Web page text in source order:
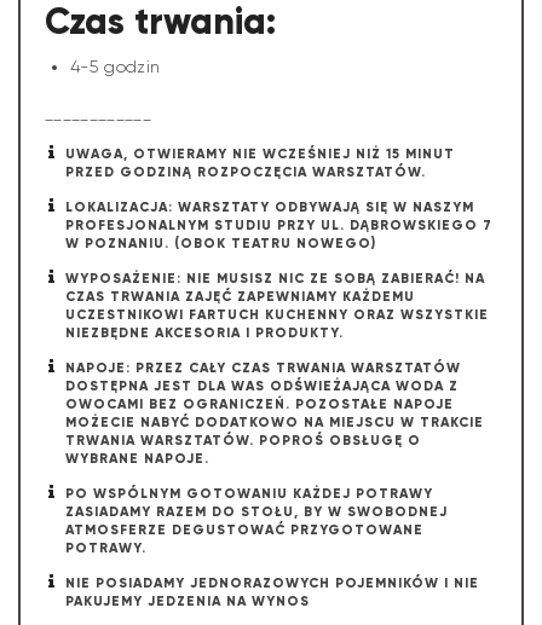
Czas trwania:
4-5 godzin
UWAGA, OTWIERAMY NIE WCZEŚNIEJ NIŻ 15 MINUT
PRZED GODZINĄ ROZPOCZĘCIA WARSZTATÓW.
LOKALIZACJA: WARSZTATY ODBYWAJĄ SIĘ W NASZYM
PROFESJONALNYM STUDIU PRZY UL. DĄBROWSKIEGO 7
W POZNANIU. (OBOK TEATRU NOWEGO)
WYPOSAŻENIE: NIE MUSISZ NIC ZE SOBĄ ZABIERAĆ! NA
CZAS TRWANIA ZAJĘĆ ZAPEWNIAMY KAŻDEMU
UCZESTNIKOWI FARTUCH KUCHENNY ORAZ WSZYSTKIE
NIEZBĘDNE AKCESORIA I PRODUKTY.
NAPOJE: PRZEZ CAŁY CZAS TRWANIA WARSZTATÓW
DOSTĘPNA JEST DLA WAS ODŚWIEŻAJĄCA WODA Z
OWOCAMI BEZ OGRANICZEŃ. POZOSTAŁE NAPOJE
MOŻECIE NABYĆ DODATKOWO NA MIEJSCU W TRAKCIE
TRWANIA WARSZTATÓW. POPROŚ OBSŁUGĘ O
WYBRANE NAPOJE.
PO WSPÓLNYM GOTOWANIU KAŻDEJ POTRAWY
ZASIADAMY RAZEM DO STOŁU, BY W SWOBODNEJ
ATMOSFERZE DEGUSTOWAĆ PRZYGOTOWANE
POTRAWY.
NIE POSIADAMY JEDNORAZOWYCH POJEMNIKÓW I NIE
PAKUJEMY JEDZENIA NA WYNOS